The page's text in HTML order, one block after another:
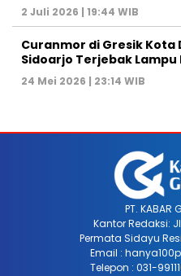
2 Juli 2026 | 19:44 WIB
Curanmor di Gresik Kota
Sidoarjo Terjebak
24 Mei 2026 | 23:14 WIB
PT. KABAR
Kantor Redaksi:
Permata Sidayu
Email :
Telepon : 031-